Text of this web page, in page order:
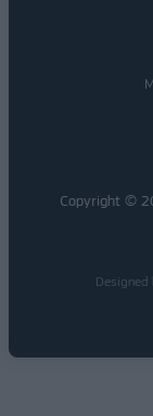
Copyright ©
Designed